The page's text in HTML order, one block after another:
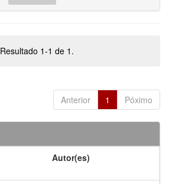
Resultado 1-1 de 1.
Anterior 1 Póximo
Autor(es)